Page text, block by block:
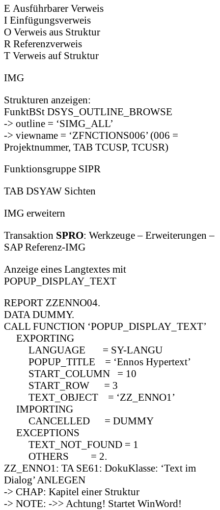
E Ausführbarer Verweis
I Einfügungsverweis
O Verweis aus Struktur
R Referenzverweis
T Verweis auf Struktur
IMG
Strukturen anzeigen:
FunktBSt DSYS_OUTLINE_BROWSE
-> outline = ‘SIMG_ALL’
-> viewname = ‘ZFNCTIONS006’ (006 =
Projektnummer, TAB TCUSP, TCUSR)
Funktionsgruppe SIPR
TAB DSYAW Sichten
IMG erweitern
Transaktion SPRO: Werkzeuge – Erweiterungen –
SAP Referenz-IMG
Anzeige eines Langtextes mit
POPUP_DISPLAY_TEXT
REPORT ZZENNO04.
DATA DUMMY.
CALL FUNCTION ‘POPUP_DISPLAY_TEXT’
EXPORTING
LANGUAGE = SY-LANGU
POPUP_TITLE = ‘Ennos Hypertext’
START_COLUMN = 10
START_ROW = 3
TEXT_OBJECT = ‘ZZ_ENNO1’
IMPORTING
CANCELLED = DUMMY
EXCEPTIONS
TEXT_NOT_FOUND = 1
OTHERS = 2.
ZZ_ENNO1: TA SE61: DokuKlasse: ‘Text im
Dialog’ ANLEGEN
-> CHAP: Kapitel einer Struktur
-> NOTE: ->> Achtung! Startet WinWord!